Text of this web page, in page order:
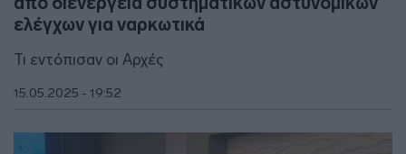
ελέγχων για ναρκωτικά
Τι εντόπισαν οι Αρχές
15.05.2025 - 19:52